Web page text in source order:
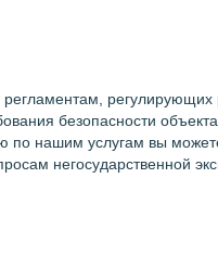
регламентам,
безопасности
по нашим услугам вы
негосударственной